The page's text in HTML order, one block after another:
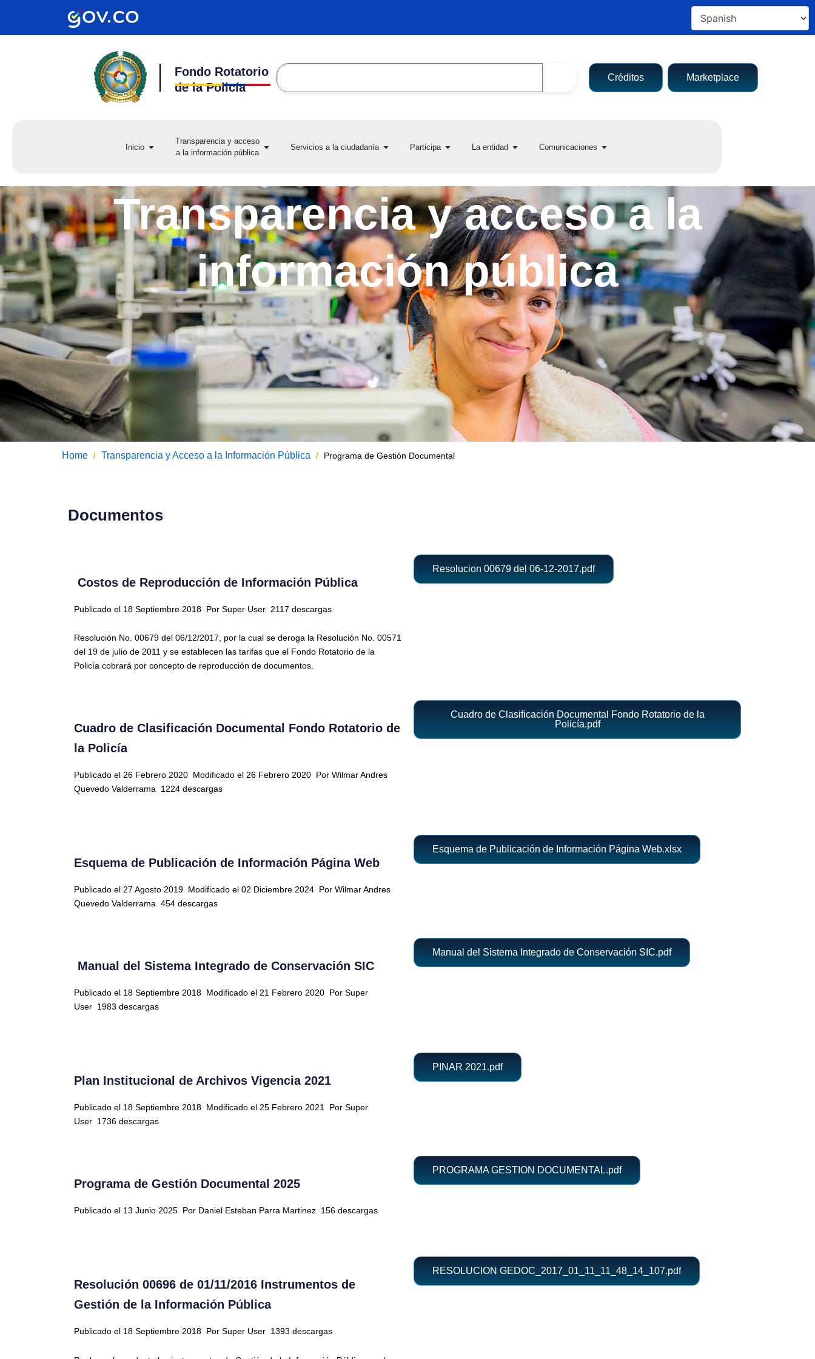
contenido
Fondo Rotatorio
de la Policía
Search
Créditos Marketplace
Inicio Open InicioTransparencia y acceso
a la información pública
Open Transparencia y acceso
Servicios a la ciudadanía Open Servicios a la ciudadanía
Participa Open Participa
La entidad Open La entidad
Comunicaciones Open Comunicaciones
Transparencia y acceso a la
información pública
Home / Transparencia y Acceso a la Información Pública / Programa de Gestión Documental
Documentos
Costos de Reproducción de Información Pública
Publicado el 18 Septiembre 2018 Por Super User 2117 descargas
Resolución No. 00679 del 06/12/2017, por la cual se deroga la Resolución No. 00571
del 19 de julio de 2011 y se establecen las tarifas que el Fondo Rotatorio de la
Policía cobrará por concepto de reproducción de documentos.
Resolucion 00679 del 06-12-2017.pdf
Cuadro de Clasificación Documental Fondo Rotatorio de
la Policía
Publicado el 26 Febrero 2020 Modificado el 26 Febrero 2020 Por Wilmar Andres
Quevedo Valderrama
1224 descargas
Cuadro de Clasificación Documental Fondo Rotatorio de la
Policía.pdf
Esquema de Publicación de Información Página Web
Publicado el 27 Agosto 2019 Modificado el 02 Diciembre 2024 Por Wilmar Andres
Quevedo Valderrama 454 descargas
Esquema de Publicación de Información Página Web.xlsx
Manual del Sistema Integrado de Conservación SIC
Publicado el 18 Septiembre 2018 Modificado el 21 Febrero 2020 Por Super
User 1983 descargas
Manual del Sistema Integrado de Conservación SIC.pdf
Plan Institucional de Archivos Vigencia 2021
Publicado el 18 Septiembre 2018 Modificado el 25 Febrero 2021 Por Super
User 1736 descargas
PINAR 2021.pdf
Programa de Gestión Documental 2025
Publicado el 13 Junio 2025 Por Daniel Esteban Parra Martinez 156 descargas
PROGRAMA GESTION DOCUMENTAL.pdf
Resolución 00696 de 01/11/2016 Instrumentos de
Gestión de la Información Pública
Publicado el 18 Septiembre 2018 Por Super User 1393 descargas
RESOLUCION GEDOC_2017_01_11_11_48_14_107.pdf